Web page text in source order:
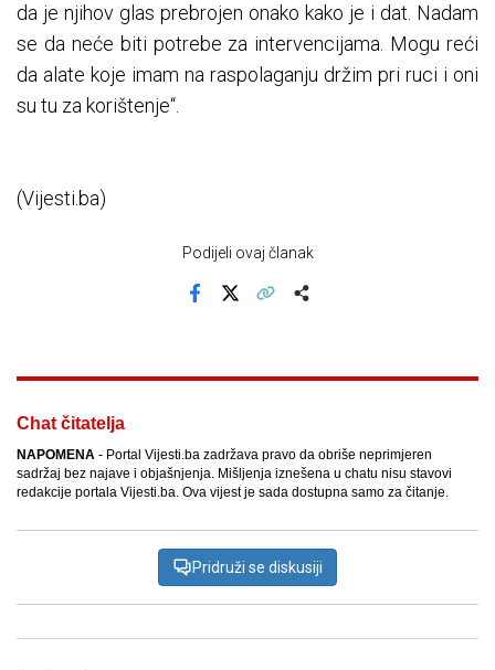
da je njihov glas prebrojen onako kako je i dat. Nadam
se da neće biti potrebe za intervencijama. Mogu reći
da alate koje imam na raspolaganju držim pri ruci i oni
su tu za korištenje“.
(Vijesti.ba)
Podijeli ovaj članak
Chat čitatelja
NAPOMENA - Portal Vijesti.ba zadržava pravo da obriše neprimjeren
sadržaj bez najave i objašnjenja. Mišljenja iznešena u chatu nisu stavovi
redakcije portala Vijesti.ba. Ova vijest je sada dostupna samo za čitanje.
Pridruži se diskusiji